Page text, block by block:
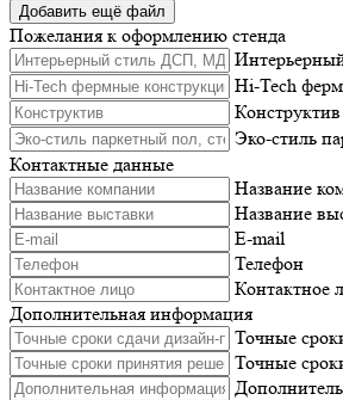
Добавить ещё файл
Пожелания к оформлению стенда
Hi-Tech
Конструктив
Эко-стиль
Контактные данные
Название
Название
E-mail
Телефон
Контактное
Дополнительная информация
Точные
Точные